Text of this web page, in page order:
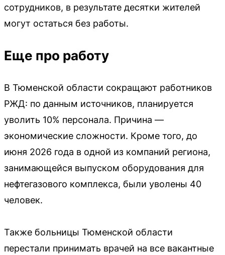
сотрудников, в результате десятки жителей
могут остаться без работы.
Еще про работу
В Тюменской области сокращают работников
РЖД: по данным источников, планируется
уволить 10% персонала. Причина —
экономические сложности. Кроме того, до
июня 2026 года в одной из компаний региона,
занимающейся выпуском оборудования для
нефтегазового комплекса, были уволены 40
человек.
Также больницы Тюменской области
перестали принимать врачей на все вакантные